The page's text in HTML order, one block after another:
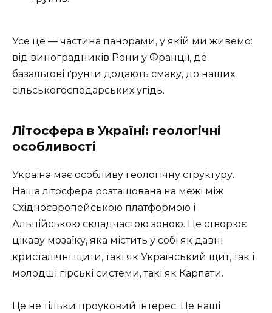
Усе це — частина панорами, у якій ми живемо:
від виноградників Рони у Франції, де
базальтові ґрунти додають смаку, до наших
сільськогосподарських угідь.
Літосфера в Україні: геологічні
особливості
Україна має особливу геологічну структуру.
Наша літосфера розташована на межі між
Східноєвропейською платформою і
Альпійською складчастою зоною. Це створює
цікаву мозаїку, яка містить у собі як давні
кристалічні щити, такі як Український щит, так і
молодші гірські системи, такі як Карпати.
Це не тільки проуковий інтерес. Це наші